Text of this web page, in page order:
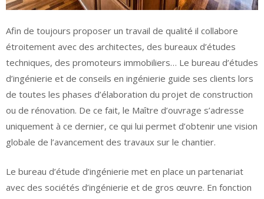
Afin de toujours proposer un travail de qualité il collabore
étroitement avec des architectes, des bureaux d’études
techniques, des promoteurs immobiliers… Le bureau d’études
d’ingénierie et de conseils en ingénierie guide ses clients lors
de toutes les phases d’élaboration du projet de construction
ou de rénovation. De ce fait, le Maître d’ouvrage s’adresse
uniquement à ce dernier, ce qui lui permet d’obtenir une vision
globale de l’avancement des travaux sur le chantier.
Le bureau d’étude d’ingénierie met en place un partenariat
avec des sociétés d’ingénierie et de gros œuvre. En fonction